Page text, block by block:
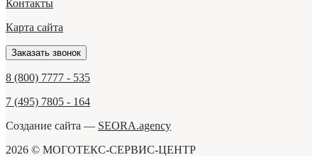
Контакты
Карта сайта
Заказать звонок
8 (800) 7777 - 535
7 (495) 7805 - 164
Создание сайта — SEORA.agency
2026 © МОГОТЕКС-СЕРВИС-ЦЕНТР